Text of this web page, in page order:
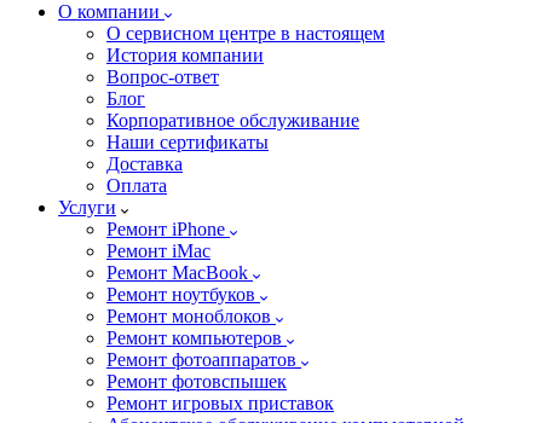
О компании
О сервисном центре в настоящем
История компании
Вопрос-ответ
Блог
Корпоративное обслуживание
Наши сертификаты
Доставка
Оплата
Услуги
Ремонт iPhone
Ремонт iMac
Ремонт MacBook
Ремонт ноутбуков
Ремонт моноблоков
Ремонт компьютеров
Ремонт фотоаппаратов
Ремонт фотовспышек
Ремонт игровых приставок